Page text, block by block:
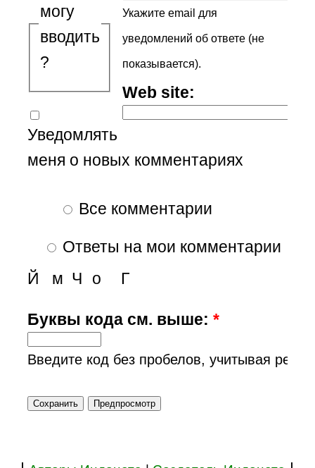
Укажите email для
уведомлений об ответе (не
показывается).
Web site:
могу
вводить
?
Уведомлять
меня о новых комментариях
Все комментарии
Ответы на мои комментарии
м
Г
Ч о
Й
Буквы кода см. выше:*
Введите код без пробелов, учитывая